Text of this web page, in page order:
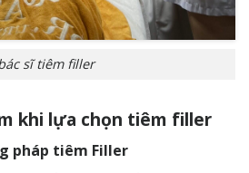
sĩ tiêm filler
khi lựa chọn tiêm filler
pháp tiêm Filler